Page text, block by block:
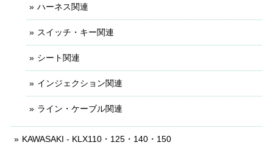
ハーネス関連
スイッチ・キー関連
シート関連
インジェクション関連
ライン・ケーブル関連
KAWASAKI - KLX110・125・140・150